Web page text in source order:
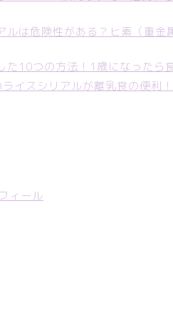
ルは危険性がある？ヒ素（重金
た10つの方法！1歳になったら
イスシリアルが離乳食の便利
ィール